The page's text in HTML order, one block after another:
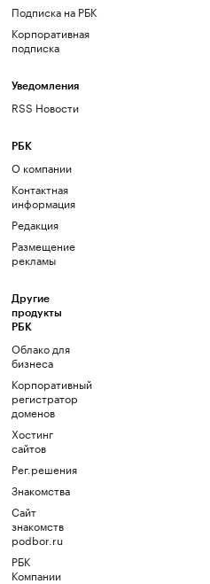
Подписка на РБК
Корпоративная
подписка
Уведомления
RSS Новости
РБК
О компании
Контактная
информация
Редакция
Размещение
рекламы
Другие
продукты
РБК
Облако для
бизнеса
Корпоративный
регистратор
доменов
Хостинг
сайтов
Рег.решения
Знакомства
Сайт
знакомств
podbor.ru
РБК
Компании